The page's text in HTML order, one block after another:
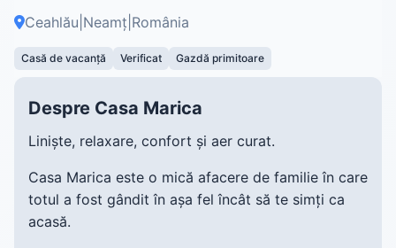
Ceahlău Neamț România
Casă de vacanță Verificat Gazdă primitoare
Despre Casa Marica
Liniște, relaxare, confort și aer curat.
Casa Marica este o mică afacere de familie în care
totul a fost gândit în așa fel încât să te simți ca
acasă.